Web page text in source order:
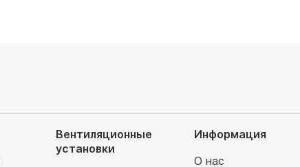
Вентиляционные
установки
Информация
О нас